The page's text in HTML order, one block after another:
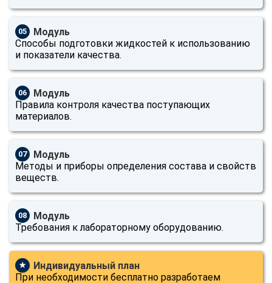
05
Модуль
Способы подготовки жидкостей к использованию
и показатели качества.
06
Модуль
Правила контроля качества поступающих
материалов.
07
Модуль
Методы и приборы определения состава и свойств
веществ.
08
Модуль
Требования к лабораторному оборудованию.
★
Индивидуальный план
При необходимости бесплатно разработаем
ChatApp